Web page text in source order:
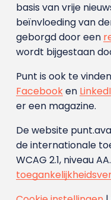
basis van vrije
beïnvloeding van
geborgd door een
wordt bijgestaan
Punt is ook te
Facebooken
er een magazine.
De website
de internationale
WCAG 2.1, niveau